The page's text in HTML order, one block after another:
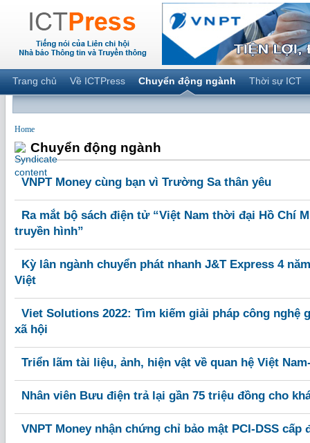
Trang chủ Về ICTPress Chuyển động ngành Thời sự ICT
Home
Chuyển động ngành
VNPT Money cùng bạn vì Trường Sa thân yêu
Ra mắt bộ sách điện tử “Việt Nam thời đại Hồ Chí
truyền hình”
Kỳ lân ngành chuyển phát nhanh J&T Express 4
Việt
Viet Solutions 2022: Tìm kiếm giải pháp công nghệ
xã hội
Triển lãm tài liệu, ảnh, hiện vật về quan hệ Việt
Nhân viên Bưu điện trả lại gần 75 triệu đồng cho
VNPT Money nhận chứng chỉ bảo mật PCI-DSS cấp